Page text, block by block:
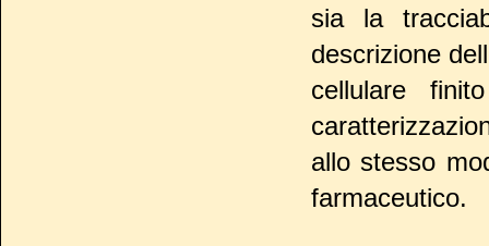
sia la
descrizione
cellulare
allo stesso
farmaceutico.